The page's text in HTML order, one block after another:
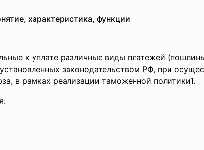
характеристика, функции
к уплате различные виды платежей
законодательством РФ, при
в рамках реализации таможенной политики1.